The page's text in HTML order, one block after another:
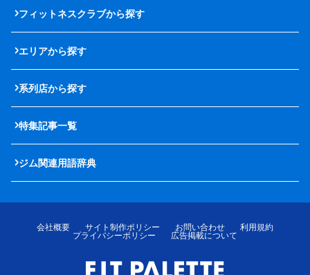
フィットネスクラブから探す
エリアから探す
系列店から探す
特集記事一覧
ジム関連用語辞典
会社概要 サイト制作ポリシー お問い合わせ
利用規約
プライバシーポリシー
広告掲載について